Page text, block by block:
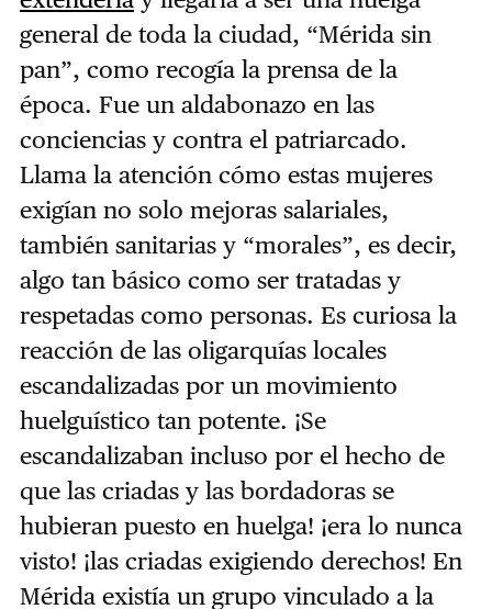
general de toda la ciudad, “Mérida sin
pan”, como recogía la prensa de la
época. Fue un aldabonazo en las
conciencias y contra el patriarcado.
Llama la atención cómo estas mujeres
exigían no solo mejoras salariales,
también sanitarias y “morales”, es decir,
algo tan básico como ser tratadas y
respetadas como personas. Es curiosa la
reacción de las oligarquías locales
escandalizadas por un movimiento
huelguístico tan potente. ¡Se
escandalizaban incluso por el hecho de
que las criadas y las bordadoras se
hubieran puesto en huelga! ¡era lo nunca
visto! ¡las criadas exigiendo derechos! En
Mérida existía un grupo vinculado a la